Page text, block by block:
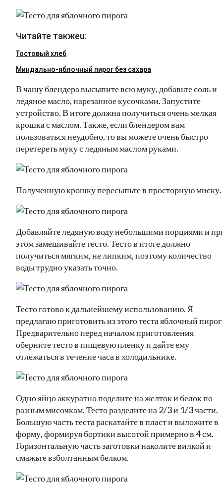
Читайте такжеu:
Тостовый хлеб
Миндально-яблочный пирог без сахара
В чашу блендера высыпите всю муку, добавьте соль и
ледяное масло, нарезанное кусочками. Запустите
устройство. В итоге должна получиться очень мелкая
крошка с маслом. Также, если блендером вам
пользоваться неудобно, то вы можете очень быстро
перетереть муку с ледяным маслом руками.
Полученную крошку пересыпьте в просторную миску.
Добавляйте ледяную воду небольшими порциями и
этом замешивайте тесто. Тесто в итоге должно
получиться мягким, не липким, поэтому количество
воды трудно указать точно.
Тесто готово к дальнейшему использованию. Я
предлагаю приготовить из этого теста яблочный
Предварительно перед началом приготовления
оберните тесто в пищевую пленку и дайте ему
отлежаться в течение часа в холодильнике.
Одно яйцо аккуратно поделите на желток и белок по
разным мисочкам. Тесто разделите на 2/3 и 1/3 части.
Большую часть теста раскатайте в пласт и выложите в
форму, формируя бортики высотой примерно в 4 см.
Горизонтальную часть заготовки наколите вилкой и
смажьте взболтанным белком.